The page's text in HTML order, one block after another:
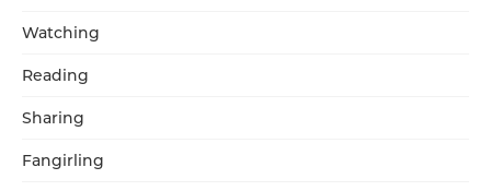
Watching
Reading
Sharing
Fangirling